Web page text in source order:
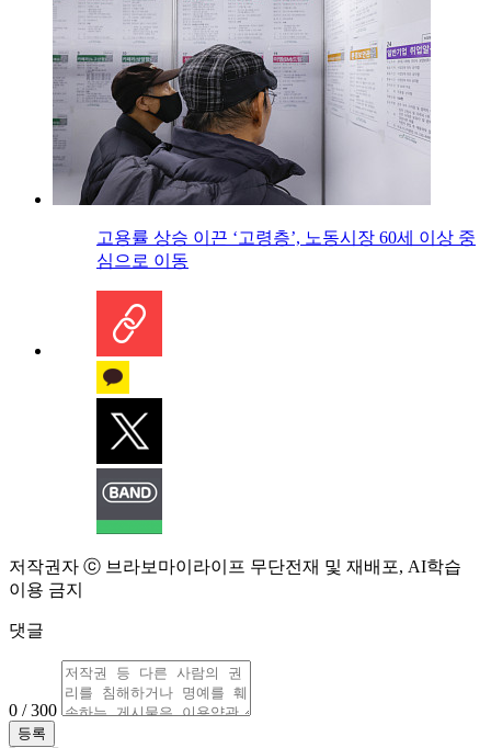
고용률 상승 이끈 ‘고령층’, 노동시장 60세 이상 중
심으로 이동
저작권자 ⓒ 브라보마이라이프 무단전재 및 재배포, AI학습
이용 금지
댓글
0 / 300